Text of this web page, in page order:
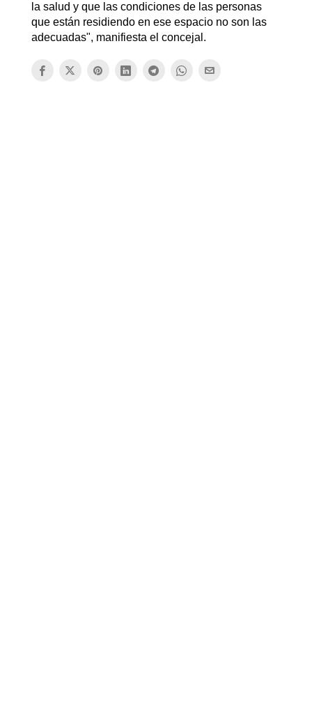
la salud y que las condiciones de las personas
que están residiendo en ese espacio no son las
adecuadas", manifiesta el concejal.